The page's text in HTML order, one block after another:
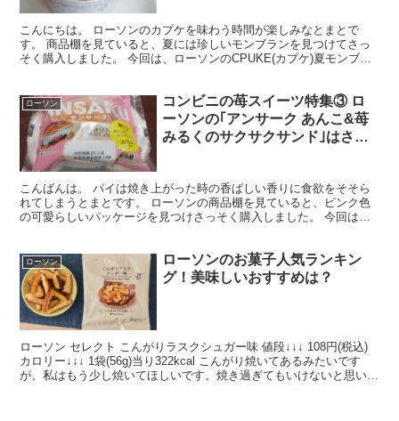
こんにちは。 ローソンのカプケを味わう時間が楽しみなとまとで
す。 商品棚を見ていると、夏には珍しいモンブランを見つけてさっ
そく購入しました。 今回は、ローソンのCPUKE(カプケ)夏モンブラ
ローソン
コンビニの苺スイーツ特集③ ロ
ーソンの｢アンサーク あんこ&苺
みるくのサクサクサンド｣はさく
苺大福の様なパイサンド
こんばんは。 パイは焼き上がった時の香ばしい香りに食欲をそそら
れてしまうとまとです。 ローソンの商品棚を見ていると、ピンク色
の可愛らしいパッケージを見つけさっそく購入しました。 今回は、
ローソン
ローソンのお菓子人気ランキン
グ！美味しいおすすめは？
ローソン セレクト こんがりラスクシュガー味 値段↓↓↓ 108円(税込)
カロリー↓↓↓ 1袋(56g)当り322kcal こんがり焼いてあるみたいです
が、私はもう少し焼いてほしいです。焼き過ぎてもいけないと思いま